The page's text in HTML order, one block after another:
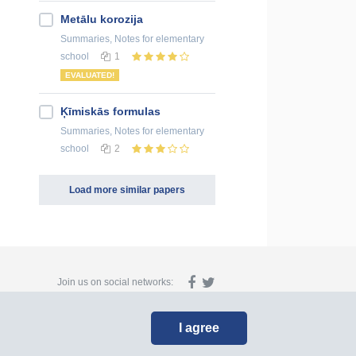
Metālu korozija
Summaries, Notes for elementary
school
1
EVALUATED!
Ķīmiskās formulas
Summaries, Notes for elementary
school
2
Load more similar papers
Join us on social networks:
I agree